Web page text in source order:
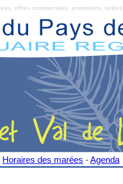
offres commerciales, promotions, soldes.
Horaires des marées -Agenda